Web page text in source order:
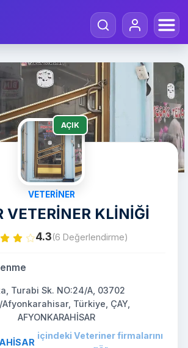
AÇIK
VETERINER
VETERİNER KLİNİĞİ
4.3(6 Değerlendirme)
Turabi Sk. NO:24/A, 03702
Afyonkarahisar, Türkiye, ÇAY,
AFYONKARAHİSAR
içindeki Veteriner firmalarını